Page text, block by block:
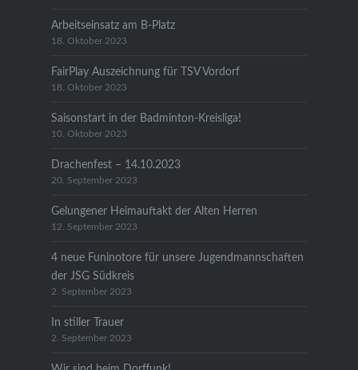
Arbeitseinsatz am B-Platz
18. Oktober 2023
FairPlay Auszeichnung für TSV Vordorf
18. Oktober 2023
Saisonstart in der Badminton-Kreisliga!
10. Oktober 2023
Drachenfest – 14.10.2023
20. September 2023
Gelungener Heimauftakt der Alten Herren
12. September 2023
4 neue Funinotore für unsere Jugendmannschaften
der JSG Südkreis
2. September 2023
In stiller Trauer
2. September 2023